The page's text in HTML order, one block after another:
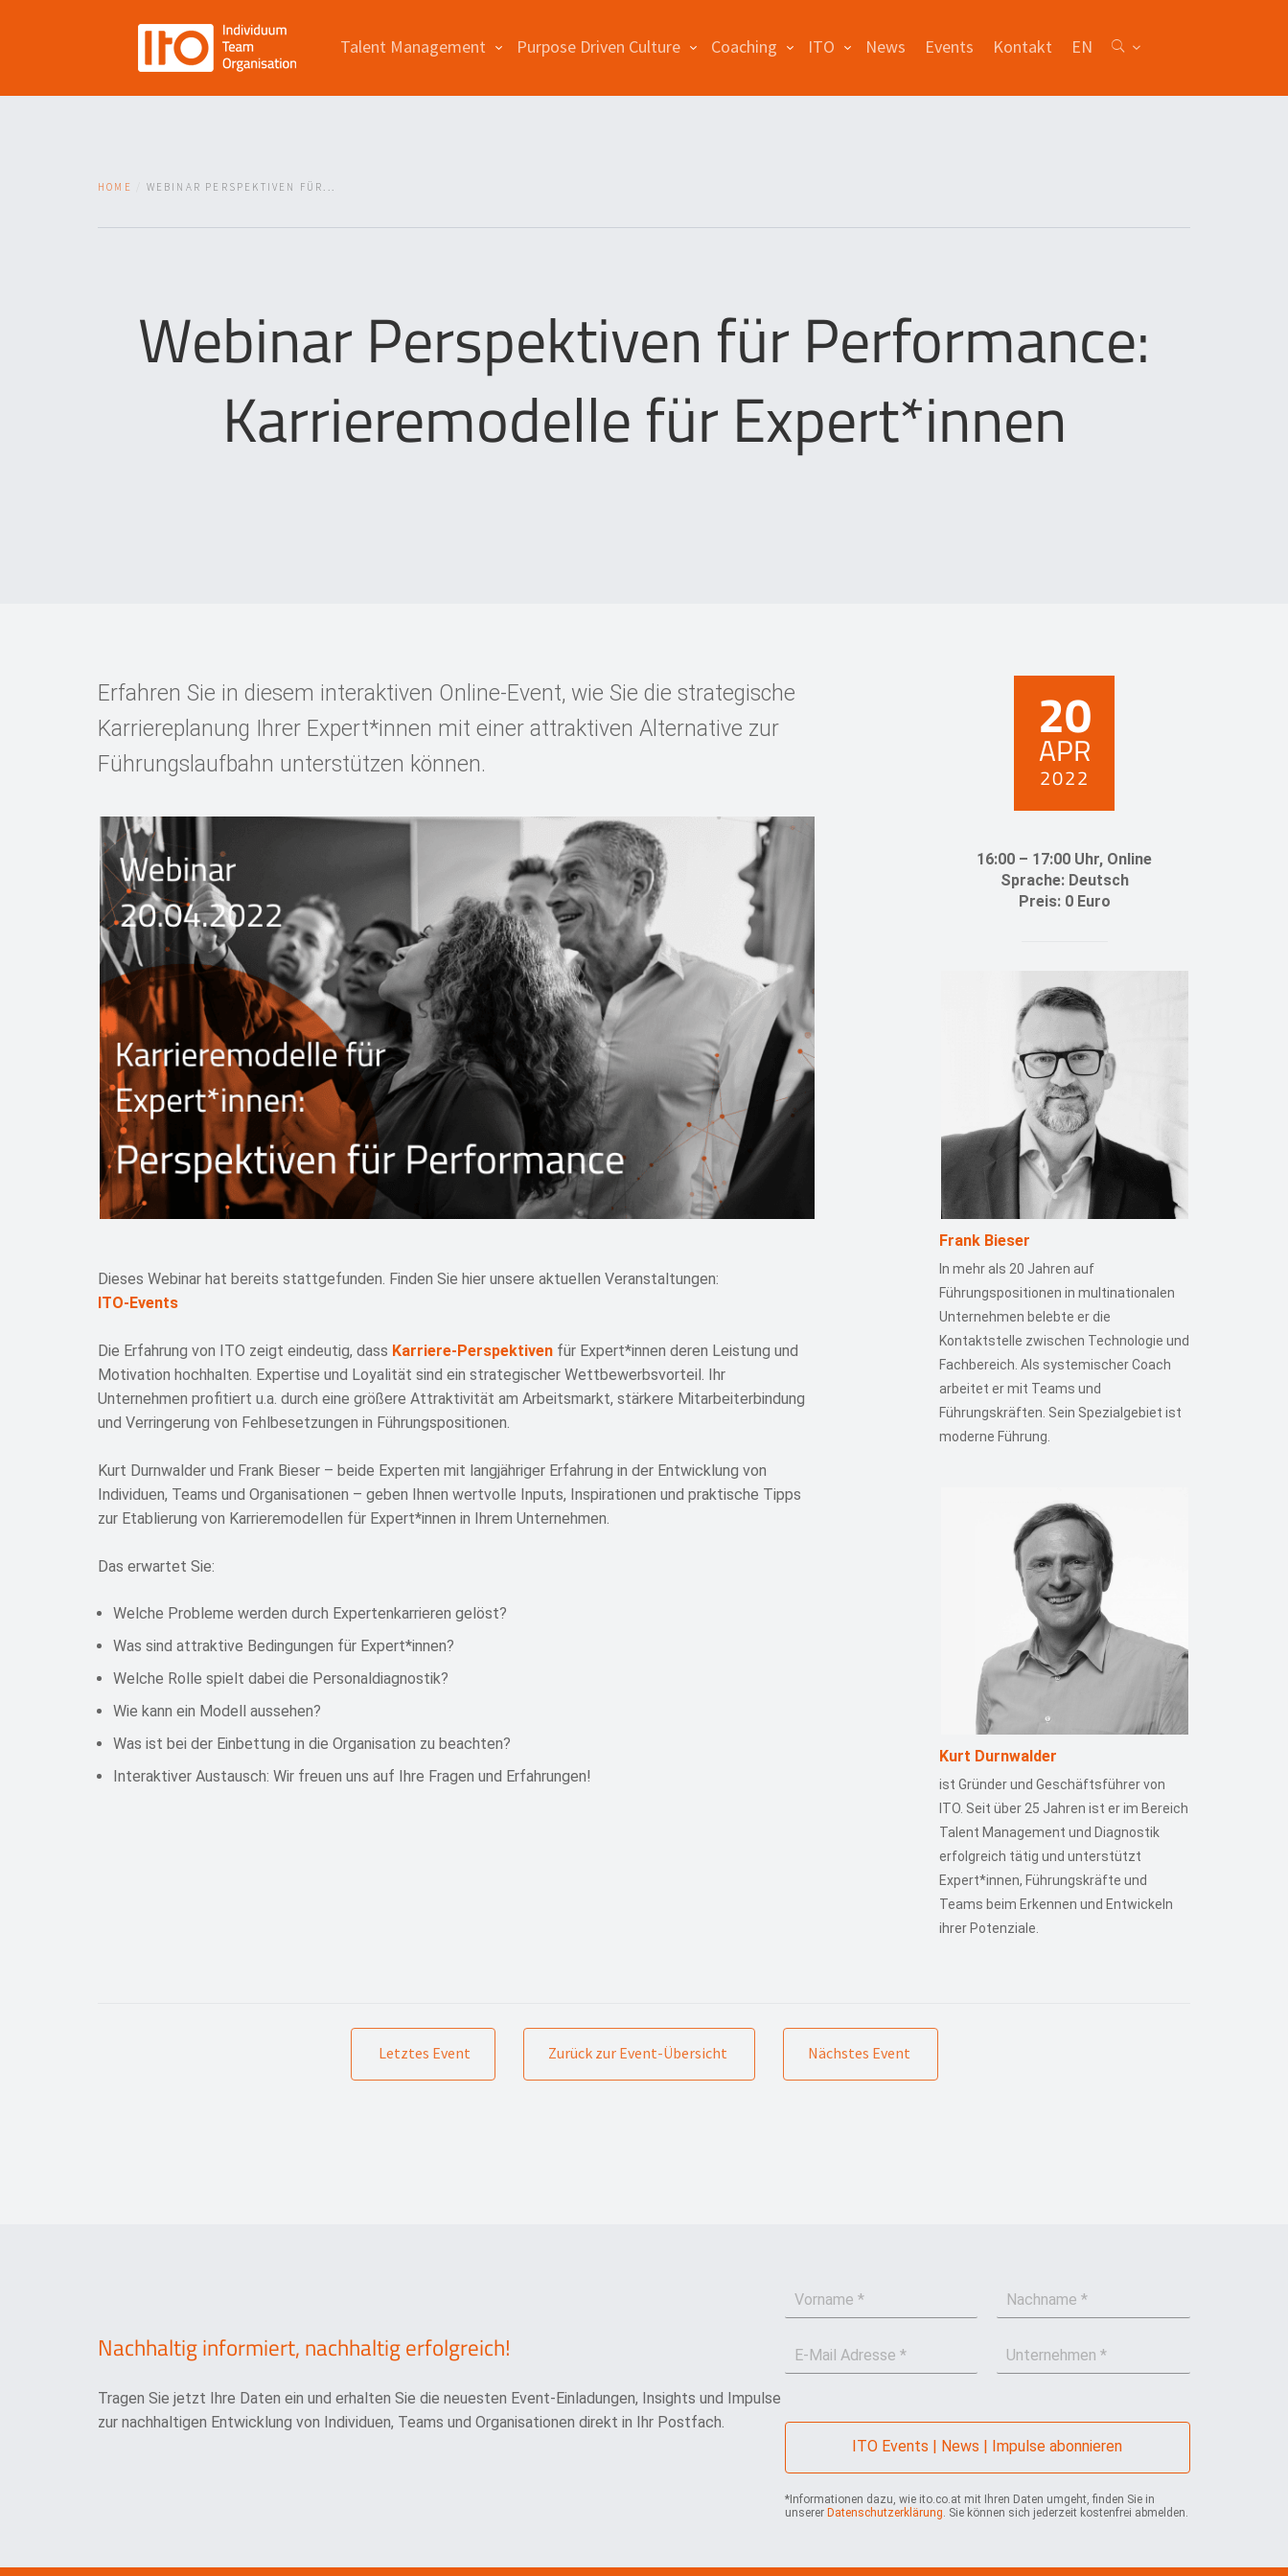
Talent Management Purpose Driven Culture Coaching ITO News Events Kontakt EN
HOME WEBINAR PERSPEKTIVEN FÜR...
Webinar Perspektiven für Performance:
Karrieremodelle für Expert*innen
Erfahren Sie in diesem interaktiven Online-Event, wie Sie die strategische
Karriereplanung Ihrer Expert*innen mit einer attraktiven Alternative zur
Führungslaufbahn unterstützen können.
Dieses Webinar hat bereits stattgefunden. Finden Sie hier unsere aktuellen Veranstaltungen:
ITO-Events
Die Erfahrung von ITO zeigt eindeutig, dass Karriere-Perspektiven für Expert*innen deren Leistung und
Motivation hochhalten. Expertise und Loyalität sind ein strategischer Wettbewerbsvorteil. Ihr
Unternehmen profitiert u.a. durch eine größere Attraktivität am Arbeitsmarkt, stärkere Mitarbeiterbindung
und Verringerung von Fehlbesetzungen in Führungspositionen.
Kurt Durnwalder und Frank Bieser – beide Experten mit langjähriger Erfahrung in der Entwicklung von
Individuen, Teams und Organisationen – geben Ihnen wertvolle Inputs, Inspirationen und praktische Tipps
zur Etablierung von Karrieremodellen für Expert*innen in Ihrem Unternehmen.
Das erwartet Sie:
Welche Probleme werden durch Expertenkarrieren gelöst?
Was sind attraktive Bedingungen für Expert*innen?
Welche Rolle spielt dabei die Personaldiagnostik?
Wie kann ein Modell aussehen?
Was ist bei der Einbettung in die Organisation zu beachten?
Interaktiver Austausch: Wir freuen uns auf Ihre Fragen und Erfahrungen!
20
APR
2022
16:00 – 17:00 Uhr, Online
Sprache: Deutsch
Preis: 0 Euro
Frank Bieser
In mehr als 20 Jahren auf
Führungspositionen in multinationalen
Unternehmen belebte er die
Kontaktstelle zwischen Technologie und
Fachbereich. Als systemischer Coach
arbeitet er mit Teams und
Führungskräften. Sein Spezialgebiet ist
moderne Führung.
Kurt Durnwalder
ist Gründer und Geschäftsführer von
ITO. Seit über 25 Jahren ist er im Bereich
Talent Management und Diagnostik
erfolgreich tätig und unterstützt
Expert*innen, Führungskräfte und
Teams beim Erkennen und Entwickeln
ihrer Potenziale.
Letztes Event Zurück zur Event-Übersicht Nächstes Event
Nachhaltig informiert, nachhaltig erfolgreich!
Tragen Sie jetzt Ihre Daten ein und erhalten Sie die neuesten Event-Einladungen, Insights und Impulse
zur nachhaltigen Entwicklung von Individuen, Teams und Organisationen direkt in Ihr Postfach.
a
*
n
e
*
i
r
n
h
m
e
ITO Events | News | Impulse abonnieren
*Informationen dazu, wie ito.co.at mit Ihren Daten umgeht, finden Sie in
unserer Datenschutzerklärung. Sie können sich jederzeit kostenfrei abmelden.